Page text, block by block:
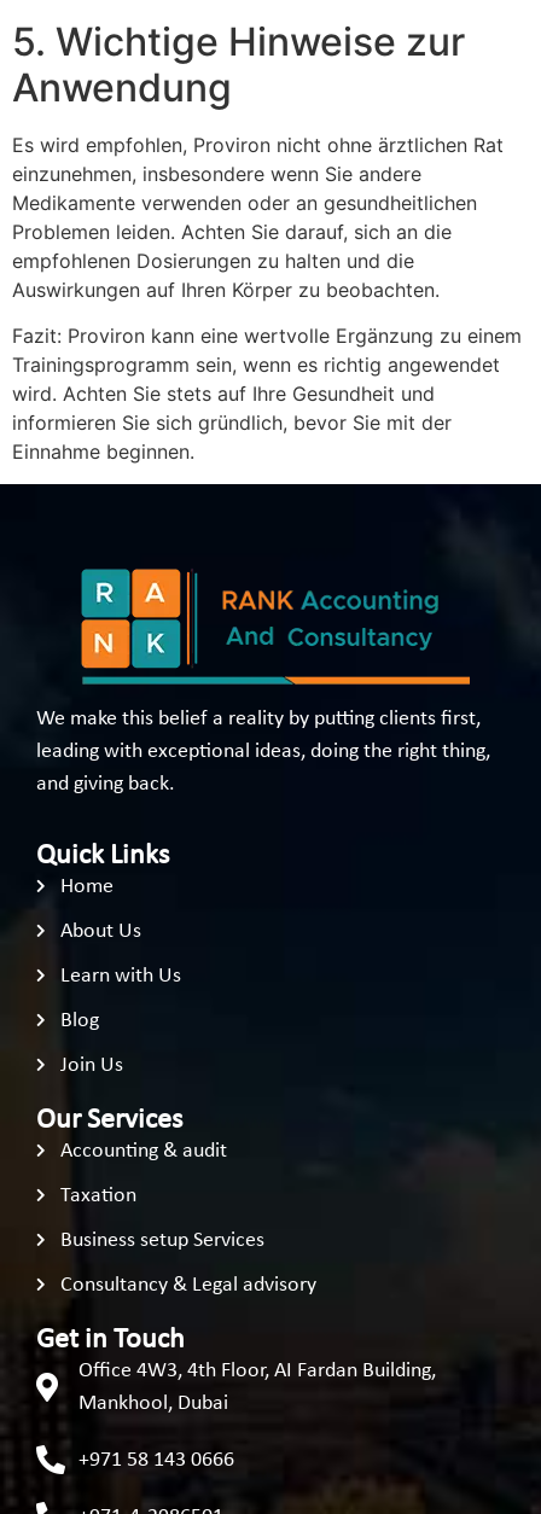
5. Wichtige Hinweise zur
Anwendung
Es wird empfohlen, Proviron nicht ohne ärztlichen Rat
einzunehmen, insbesondere wenn Sie andere
Medikamente verwenden oder an gesundheitlichen
Problemen leiden. Achten Sie darauf, sich an die
empfohlenen Dosierungen zu halten und die
Auswirkungen auf Ihren Körper zu beobachten.
Fazit: Proviron kann eine wertvolle Ergänzung zu einem
Trainingsprogramm sein, wenn es richtig angewendet
wird. Achten Sie stets auf Ihre Gesundheit und
informieren Sie sich gründlich, bevor Sie mit der
Einnahme beginnen.
We make this belief a reality by putting clients first,
leading with exceptional ideas, doing the right thing,
and giving back.
Quick Links
Home
About Us
Learn with Us
Blog
Join Us
Our Services
Accounting & audit
Taxation
Business setup Services
Consultancy & Legal advisory
Get in Touch
Office 4W3, 4th Floor, AI Fardan Building,
Mankhool, Dubai
+971 58 143 0666